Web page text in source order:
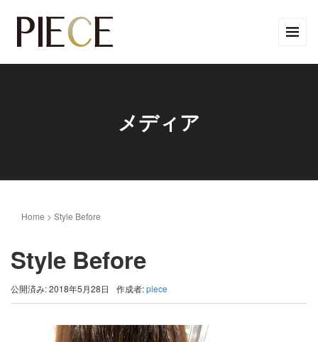
メディア
Home > Style Before
Style Before
公開済み: 2018年5月28日 作成者:piece